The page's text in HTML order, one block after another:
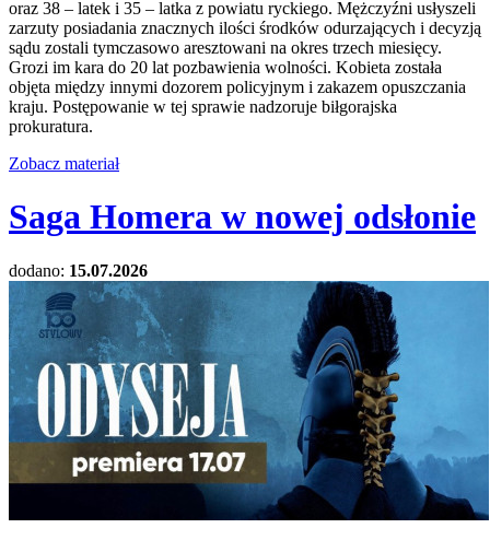
oraz 38 – latek i 35 – latka z powiatu ryckiego. Mężczyźni usłyszeli
zarzuty posiadania znacznych ilości środków odurzających i decyzją
sądu zostali tymczasowo aresztowani na okres trzech miesięcy.
Grozi im kara do 20 lat pozbawienia wolności. Kobieta została
objęta między innymi dozorem policyjnym i zakazem opuszczania
kraju. Postępowanie w tej sprawie nadzoruje biłgorajska
prokuratura.
Zobacz materiał
Saga Homera w nowej odsłonie
dodano: 15.07.2026